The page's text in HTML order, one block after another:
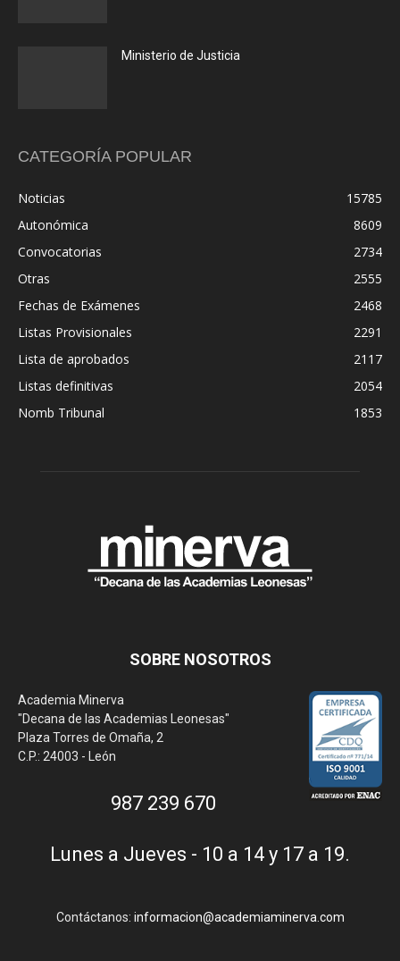
Ministerio de Justicia
CATEGORÍA POPULAR
Noticias
15785
Autonómica
8609
Convocatorias
2734
Otras
2555
Fechas de Exámenes
2468
Listas Provisionales
2291
Lista de aprobados
2117
Listas definitivas
2054
Nomb Tribunal
1853
SOBRE NOSOTROS
Academia Minerva
"Decana de las Academias Leonesas"
Plaza Torres de Omaña, 2
C.P.: 24003 - León
987 239 670
Lunes a Jueves - 10 a 14 y 17 a 19.
Contáctanos: informacion@academiaminerva.com